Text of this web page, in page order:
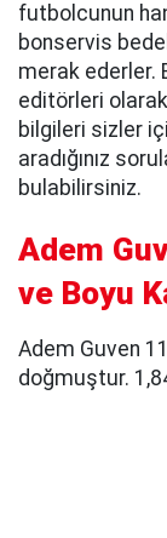
futbolcunun
bonservis
merak ederler.
editörleri
bilgileri sizler
aradığınız
bulabilirsiniz.
Adem
ve Boyu
Adem Guven
doğmuştur.